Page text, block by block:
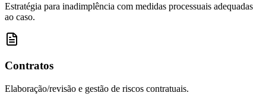
Estratégia para inadimplência com medidas processuais adequadas
ao caso.
Contratos
Elaboração/revisão e gestão de riscos contratuais.